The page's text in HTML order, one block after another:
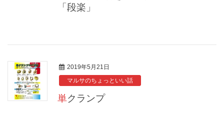
「段楽」
2019年5月21日
マルサのちょっといい話
単クランプ